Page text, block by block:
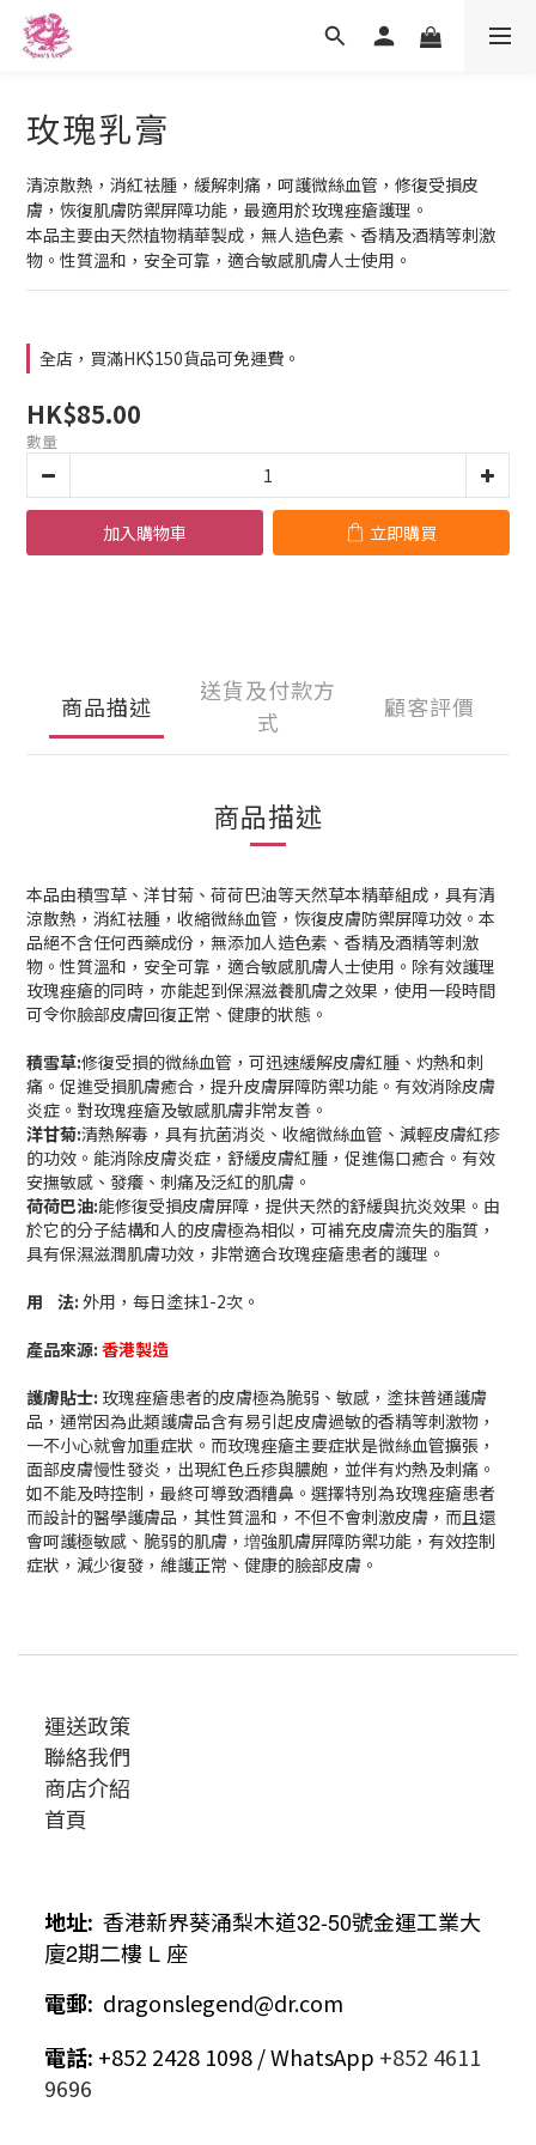
玫瑰乳膏
清涼散熱，消紅袪腫，緩解刺痛，呵護微絲血管，修復受損皮
膚，恢復肌膚防禦屏障功能，最適用於玫瑰痤瘡護理。
本品主要由天然植物精華製成，無人造色素、香精及酒精等刺激
物。性質溫和，安全可靠，適合敏感肌膚人士使用。
全店，買滿HK$150貨品可免運費。
HK$85.00
數量
加入購物車 立即購買
商品描述
送貨及付款方
式
顧客評價
商品描述
本品由積雪草、洋甘菊、荷荷巴油等天然草本精華組成，具有清
涼散熱，消紅袪腫，收縮微絲血管，恢復皮膚防禦屏障功效。本
品絕不含任何西藥成份，無添加人造色素、香精及酒精等刺激
物。性質溫和，安全可靠，適合敏感肌膚人士使用。除有效護理
玫瑰痤瘡的同時，亦能起到保濕滋養肌膚之效果，使用一段時間
可令你臉部皮膚回復正常、健康的狀態。
積雪草:修復受損的微絲血管，可迅速緩解皮膚紅腫、灼熱和刺
痛。促進受損肌膚癒合，提升皮膚屏障防禦功能。有效消除皮膚
炎症。對玫瑰痤瘡及敏感肌膚非常友善。
洋甘菊:清熱解毒，具有抗菌消炎、收縮微絲血管、減輕皮膚紅疹
的功效。能消除皮膚炎症，舒緩皮膚紅腫，促進傷口癒合。有效
安撫敏感、發癢、刺痛及泛紅的肌膚。
荷荷巴油:能修復受損皮膚屏障，提供天然的舒緩與抗炎效果。由
於它的分子結構和人的皮膚極為相似，可補充皮膚流失的脂質，
具有保濕滋潤肌膚功效，非常適合玫瑰痤瘡患者的護理。
用 法: 外用，每日塗抹1-2次。
產品來源: 香港製造
護膚貼士: 玫瑰痤瘡患者的皮膚極為脆弱、敏感，塗抹普通護膚
品，通常因為此類護膚品含有易引起皮膚過敏的香精等刺激物，
一不小心就會加重症狀。而玫瑰痤瘡主要症狀是微絲血管擴張，
面部皮膚慢性發炎，出現紅色丘疹與膿皰，並伴有灼熱及刺痛。
如不能及時控制，最終可導致酒糟鼻。選擇特別為玫瑰痤瘡患者
而設計的醫學護膚品，其性質溫和，不但不會刺激皮膚，而且還
會呵護極敏感、脆弱的肌膚，増強肌膚屏障防禦功能，有效控制
症狀，減少復發，維護正常、健康的臉部皮膚。
運送政策
聯絡我們
商店介紹
首頁
地址: 香港新界葵涌梨木道32-50號金運工業大
廈2期二樓 L 座
電郵: dragonslegend@dr.com
電話: +852 2428 1098 / WhatsApp +852 4611
9696